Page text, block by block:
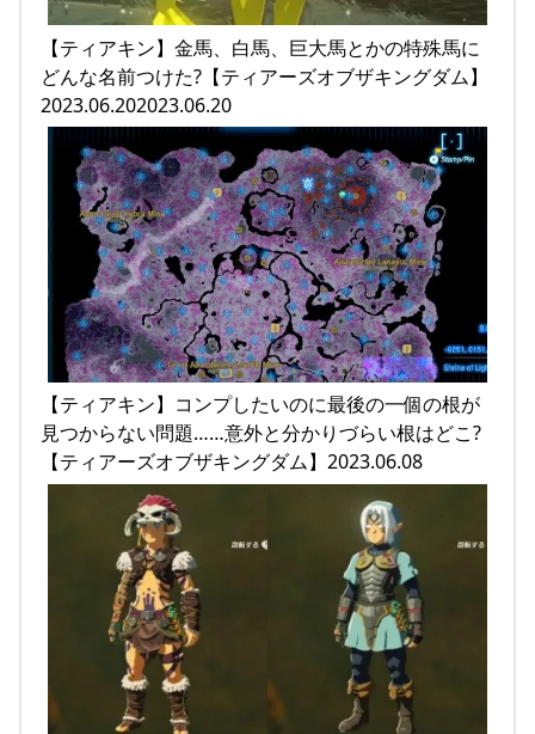
【ティアキン】金馬、白馬、巨大馬とかの特殊馬に
どんな名前つけた?【ティアーズオブザキングダム】
2023.06.202023.06.20
【ティアキン】コンプしたいのに最後の一個の根が
見つからない問題……意外と分かりづらい根はどこ?
【ティアーズオブザキングダム】2023.06.08